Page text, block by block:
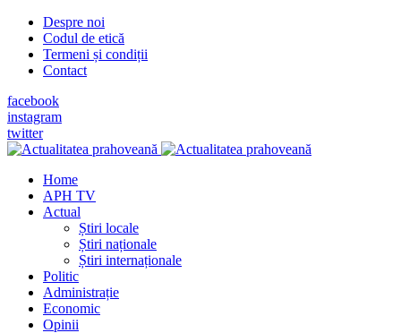
Despre noi
Codul de etică
Termeni și condiții
Contact
facebook
instagram
twitter
Home
APH TV
Actual
Știri locale
Știri naționale
Știri internaționale
Politic
Administrație
Economic
Opinii